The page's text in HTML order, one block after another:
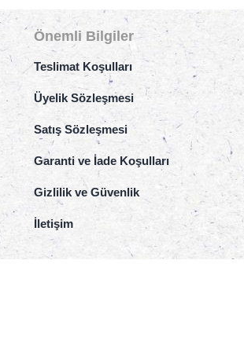
Önemli Bilgiler
Teslimat Koşulları
Üyelik Sözleşmesi
Satış Sözleşmesi
Garanti ve İade Koşulları
Gizlilik ve Güvenlik
İletişim